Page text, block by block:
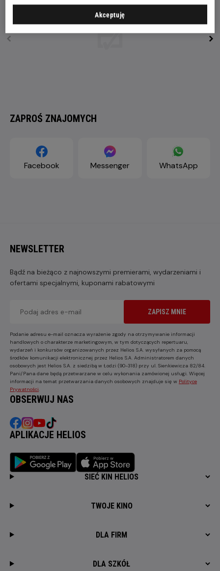
ZAPROŚ ZNAJOMYCH
Facebook Messenger WhatsApp
NEWSLETTER
Bądź na bieżąco z najnowszymi premierami, wydarzeniami i
ofertami specjalnymi, kuponami rabatowymi
ZAPISZ MNIE
Podanie adresu e-mail oznacza wyrażenie zgody na otrzymywanie informacji
handlowych o charakterze marketingowym, w tym dotyczących repertuaru,
wydarzeń i konkursów organizowanych przez Helios S.A. wysyłanych za pomocą
środków komunikacji elektronicznej przez Helios S.A. Administratorem danych
osobowych jest Helios S.A. z siedzibą w Łodzi (90-318) przy ul. Sienkiewicza 82/84.
Pani/Pana dane będą przetwarzane w celu wykonania zamówionej usługi. Więcej
informacji na temat przetwarzania danych osobowych znajduje się w Polityce
Prywatności
OBSERWUJ NAS
APLIKACJE HELIOS
SIEĆ KIN HELIOS
TWOJE KINO
DLA FIRM
DLA SZKÓŁ
Akceptuję